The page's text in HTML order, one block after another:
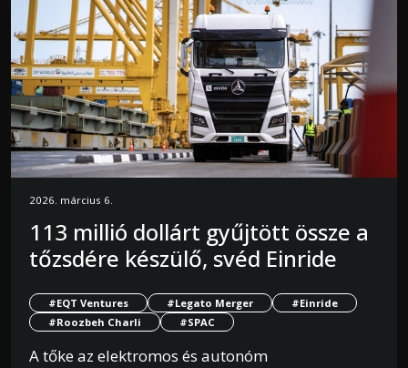
2026. március 6.
113 millió dollárt gyűjtött össze a
tőzsdére készülő, svéd Einride
#EQT Ventures #Legato Merger
#Einride
#Roozbeh Charli
#SPAC
A tőke az elektromos és autonóm